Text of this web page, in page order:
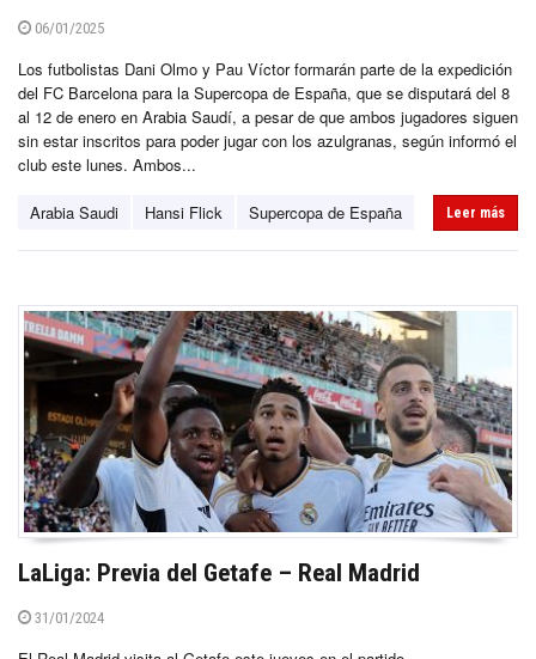
06/01/2025
Los futbolistas Dani Olmo y Pau Víctor formarán parte de la expedición
del FC Barcelona para la Supercopa de España, que se disputará del 8
al 12 de enero en Arabia Saudí, a pesar de que ambos jugadores siguen
sin estar inscritos para poder jugar con los azulgranas, según informó el
club este lunes. Ambos...
Arabia Saudi Hansi Flick Supercopa de España Leer más
LaLiga: Previa del Getafe – Real Madrid
31/01/2024